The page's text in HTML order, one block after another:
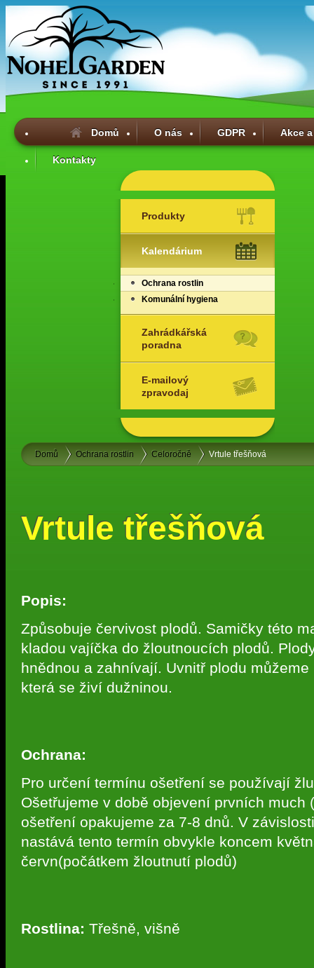
Domů O nás GDPR Akce
Kontakty
Produkty
Kalendárium
Ochrana rostlin
Komunální hygiena
Zahrádkářská
poradna
E-mailový
zpravodaj
Domů Ochrana rostlin Celoročně Vrtule třešňová
Vrtule třešňová
Popis:
Způsobuje červivost plodů. Samičky této
kladou vajíčka do žloutnoucích plodů.
hnědnou a zahnívají. Uvnitř plodu
která se živí dužninou.
Ochrana:
Pro určení termínu ošetření se používají
Ošetřujeme v době objevení prvních much
ošetření opakujeme za 7-8 dnů. V
nastává tento termín obvykle koncem
červn(počátkem žloutnutí plodů)
Rostlina: Třešně, višně